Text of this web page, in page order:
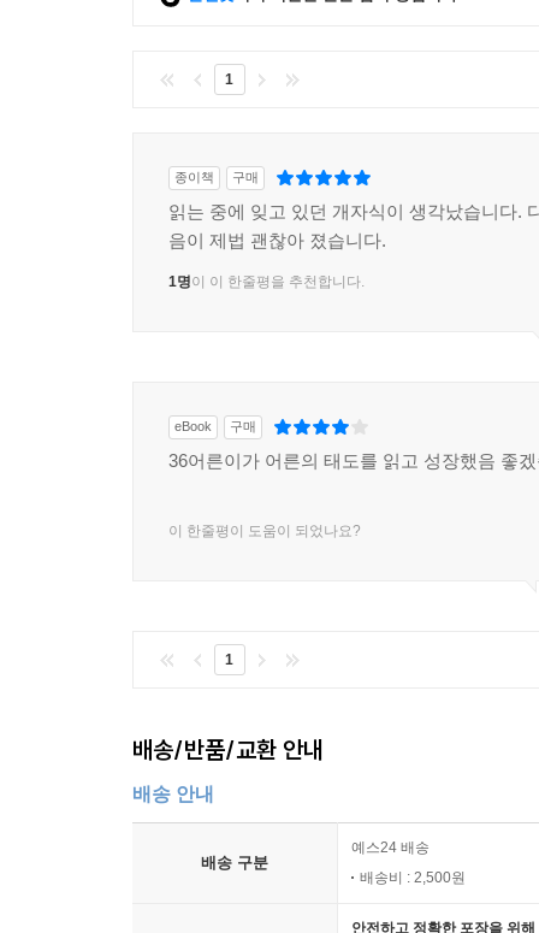
1
종이책 구매
읽는 중에 잊고 있던 개자식이 생각났습니다.
음이 제법 괜찮아 졌습니다.
1명이 이 한줄평을 추천합니다.
eBook 구매
36어른이가 어른의 태도를 읽고 성장했음 좋
이 한줄평이 도움이 되었나요?
1
배송/반품/교환 안내
배송 안내
배송 구분
예스24 배송
배송비 : 2,500원
안전하고 정확한 포장을 위